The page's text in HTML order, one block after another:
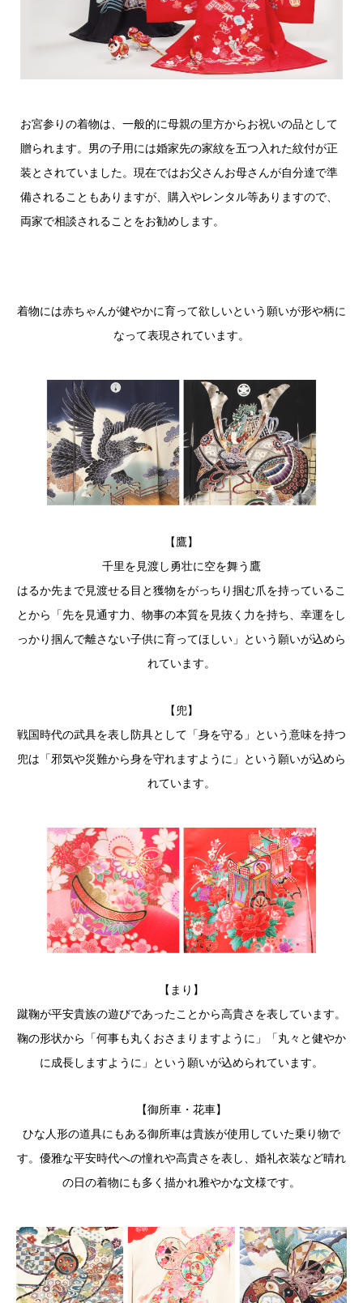
お宮参りの着物は、一般的に母親の里方からお祝いの品として
贈られます。男の子用には婚家先の家紋を五つ入れた紋付が正
装とされていました。現在ではお父さんお母さんが自分達で準
備されることもありますが、購入やレンタル等ありますので、
両家で相談されることをお勧めします。
着物には赤ちゃんが健やかに育って欲しいという願いが形や柄に
なって表現されています。
【鷹】
千里を見渡し勇壮に空を舞う鷹
はるか先まで見渡せる目と獲物をがっちり掴む爪を持っているこ
とから「先を見通す力、物事の本質を見抜く力を持ち、幸運をし
っかり掴んで離さない子供に育ってほしい」という願いが込めら
れています。
【兜】
戦国時代の武具を表し防具として「身を守る」という意味を持つ
兜は「邪気や災難から身を守れますように」という願いが込めら
れています。
【まり】
蹴鞠が平安貴族の遊びであったことから高貴さを表しています。
鞠の形状から「何事も丸くおさまりますように」「丸々と健やか
に成長しますように」という願いが込められています。
【御所車・花車】
ひな人形の道具にもある御所車は貴族が使用していた乗り物で
す。優雅な平安時代への憧れや高貴さを表し、婚礼衣装など晴れ
の日の着物にも多く描かれ雅やかな文様です。